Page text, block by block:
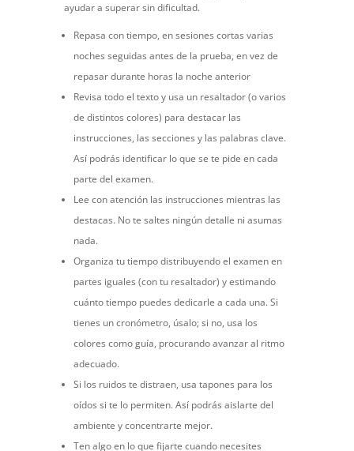
ayudar a superar sin dificultad.
Repasa con tiempo, en sesiones cortas varias
noches seguidas antes de la prueba, en vez de
repasar durante horas la noche anterior
Revisa todo el texto y usa un resaltador (o varios
de distintos colores) para destacar las
instrucciones, las secciones y las palabras clave.
Así podrás identificar lo que se te pide en cada
parte del examen.
Lee con atención las instrucciones mientras las
destacas. No te saltes ningún detalle ni asumas
nada.
Organiza tu tiempo distribuyendo el examen en
partes iguales (con tu resaltador) y estimando
cuánto tiempo puedes dedicarle a cada una. Si
tienes un cronómetro, úsalo; si no, usa los
colores como guía, procurando avanzar al ritmo
adecuado.
Si los ruidos te distraen, usa tapones para los
oídos si te lo permiten. Así podrás aislarte del
ambiente y concentrarte mejor.
Ten algo en lo que fijarte cuando necesites